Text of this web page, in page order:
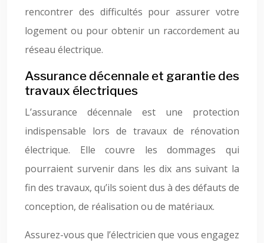
rencontrer des difficultés pour assurer votre
logement ou pour obtenir un raccordement au
réseau électrique.
Assurance décennale et garantie des
travaux électriques
L’assurance décennale est une protection
indispensable lors de travaux de rénovation
électrique. Elle couvre les dommages qui
pourraient survenir dans les dix ans suivant la
fin des travaux, qu’ils soient dus à des défauts de
conception, de réalisation ou de matériaux.
Assurez-vous que l’électricien que vous engagez